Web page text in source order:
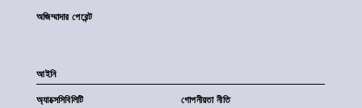
অজিম্মাদার পেরেন্ট
আইনি
অ্যাক্সেসিবিলিটি গোপনীয়তা নীতি